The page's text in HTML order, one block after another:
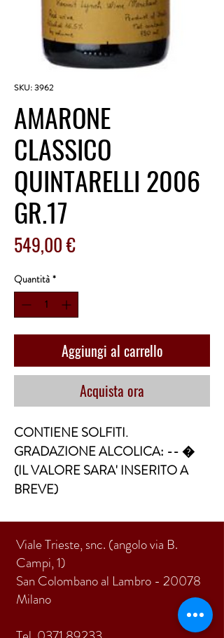
SKU: 3962
AMARONE
CLASSICO
QUINTARELLI 2006
GR.17
549,00 €Prezzo
Quantità *
Aggiungi al carrello
Acquista ora
CONTIENE SOLFITI.
GRADAZIONE ALCOLICA: -- �
(IL VALORE SARA' INSERITO A
BREVE)
Viale Trieste, snc. (angolo via B.
Campi, 1)
San Colombano al Lambro - 20078
Milano